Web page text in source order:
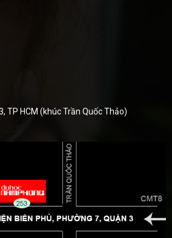
TP HCM (khúc Trần Quốc Thảo)